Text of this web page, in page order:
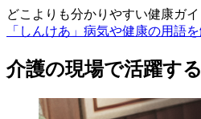
どこよりも分かりやすい健康ガイ
「しんけあ」病気や健康の用語
介護の現場で活躍す